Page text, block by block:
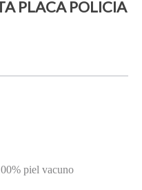
PLACA POLICIA
piel vacuno